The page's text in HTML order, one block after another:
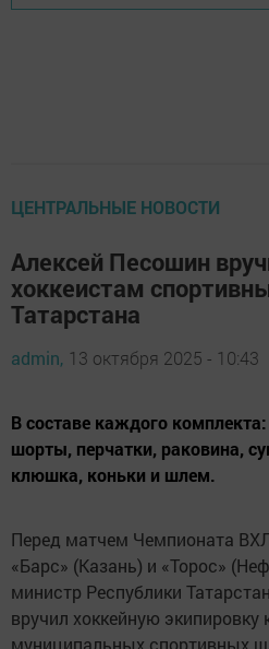
ЦЕНТРАЛЬНЫЕ НОВОСТИ
Алексей Песошин
хоккеистам
Татарстана
admin, 13 октября 2025 - 10:43
В составе каждого
шорты, перчатки, раковина,
клюшка, коньки и шлем.
Перед матчем Чемпионата
«Барс» (Казань) и «Торос»
министр Республики
вручил хоккейную
муниципальных спортивных